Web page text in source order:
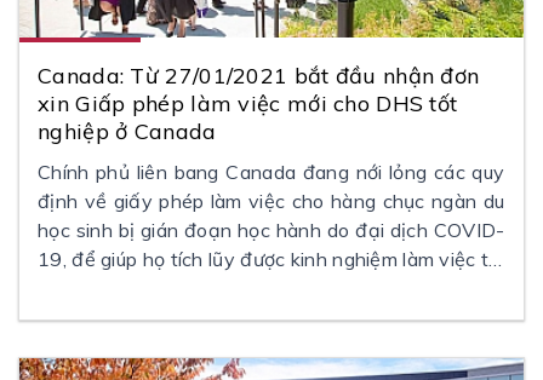
Canada: Từ 27/01/2021 bắt đầu nhận đơn
xin Giấp phép làm việc mới cho DHS tốt
nghiệp ở Canada
Chính phủ liên bang Canada đang nới lỏng các quy
định về giấy phép làm việc cho hàng chục ngàn du
học sinh bị gián đoạn học hành do đại dịch COVID-
19, để giúp họ tích lũy được kinh nghiệm làm việc tại
trở thành thường trú nhân Canada.